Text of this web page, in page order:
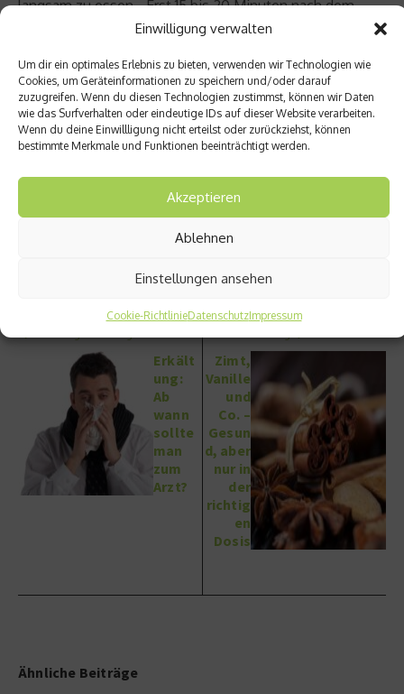
Einwilligung verwalten
Um dir ein optimales Erlebnis zu bieten, verwenden wir Technologien wie
Cookies, um Geräteinformationen zu speichern und/oder darauf
zuzugreifen. Wenn du diesen Technologien zustimmst, können wir Daten
wie das Surfverhalten oder eindeutige IDs auf dieser Website verarbeiten.
Wenn du deine Einwillligung nicht erteilst oder zurückziehst, können
bestimmte Merkmale und Funktionen beeinträchtigt werden.
Akzeptieren
Ablehnen
Einstellungen ansehen
Cookie-RichtlinieDatenschutzImpressum
langsam zu essen. „Erst 15 bis 20 Minuten nach dem
Beginn der Mahlzeit tritt das Sättigungsgefühl ein“,
Das Schlemmen kann beginnen! Behalten Sie die Tipps
im Hinterkopf und achten Sie darauf, für gesunde
Abwechslung zu sorgen. Dann darf’s auch mal ein
Feiertage nicht mit Kalorien zählen verbringen.
Erkält
ung:
Ab
wann
sollte
man
zum
Arzt?
Zimt,
Vanille
und
Co. –
Gesun
d, aber
nur in
der
richtig
en
Dosis
Ähnliche Beiträge